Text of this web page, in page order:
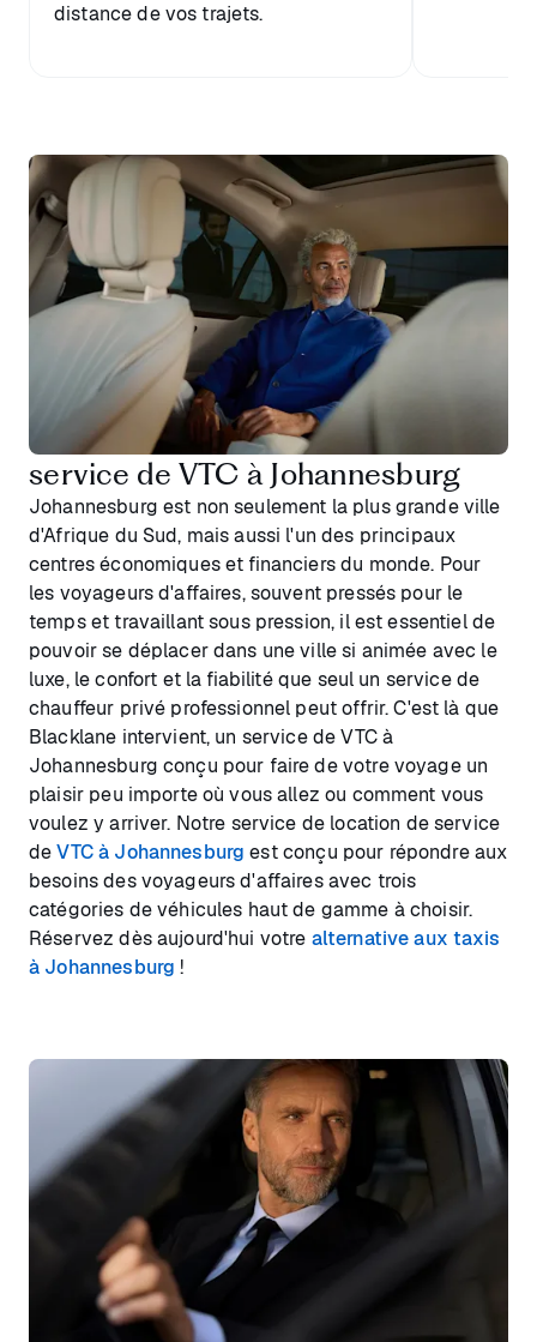
distance de vos trajets.
service de VTC à Johannesburg
Johannesburg est non seulement la plus grande ville
d'Afrique du Sud, mais aussi l'un des principaux
centres économiques et financiers du monde. Pour
les voyageurs d'affaires, souvent pressés pour le
temps et travaillant sous pression, il est essentiel de
pouvoir se déplacer dans une ville si animée avec le
luxe, le confort et la fiabilité que seul un service de
chauffeur privé professionnel peut offrir. C'est là que
Blacklane intervient, un service de VTC à
Johannesburg conçu pour faire de votre voyage un
plaisir peu importe où vous allez ou comment vous
voulez y arriver. Notre service de location de service
deVTC à Johannesburg est conçu pour répondre aux
besoins des voyageurs d'affaires avec trois
catégories de véhicules haut de gamme à choisir.
Réservez dès aujourd'hui votre alternative aux taxis
à Johannesburg !